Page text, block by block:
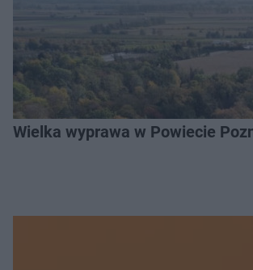
Wielka wyprawa w Powiecie